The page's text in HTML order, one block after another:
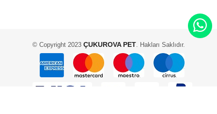
© Copyright 2023ÇUKUROVA PET. Hakları Saklıdır.